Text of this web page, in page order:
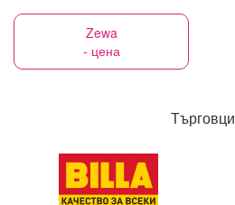
Zewa
- цена
Търговци